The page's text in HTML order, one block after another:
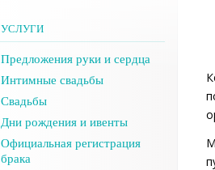
УСЛУГИ
Предложения руки и сердца
Интимные свадьбы
Свадьбы
Дни рождения и ивенты
Официальная регистрация
брака